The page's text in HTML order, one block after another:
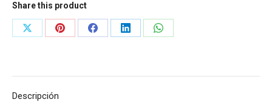
Share this product
Share
Share
Share
Share
Share
Descripción